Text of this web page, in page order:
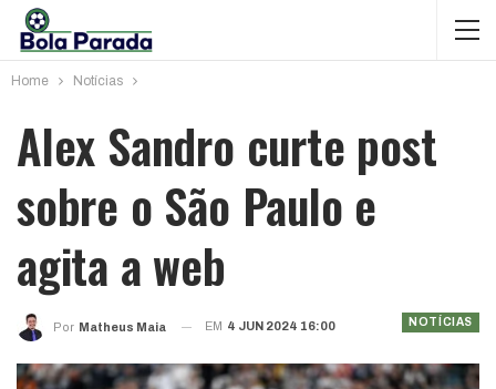
Home Notícias
Alex Sandro curte post
sobre o São Paulo e
agita a web
NOTÍCIAS
Por Matheus Maia EM 4 JUN 2024 16:00